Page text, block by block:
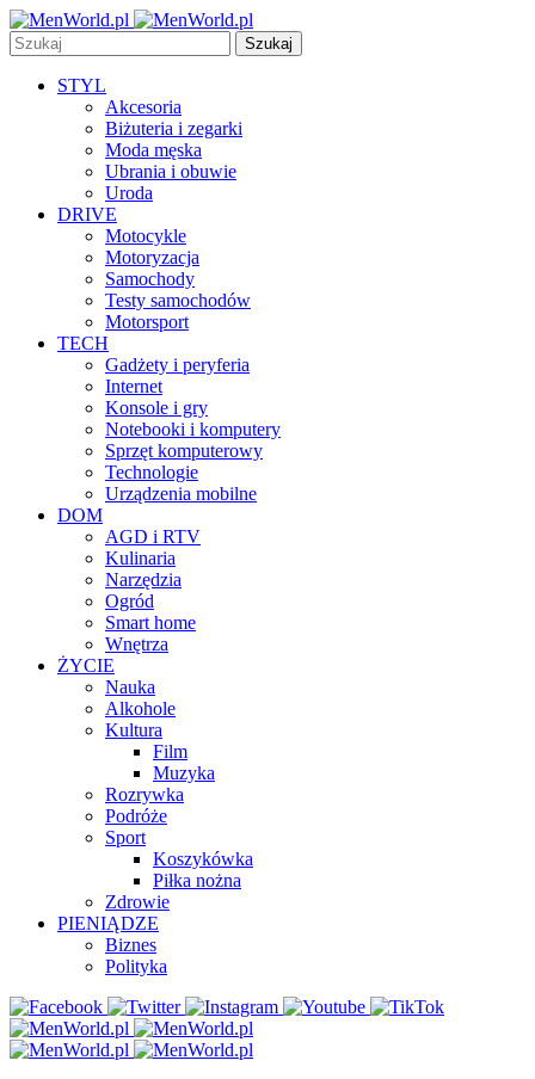
Szukaj
STYL
Akcesoria
Biżuteria i zegarki
Moda męska
Ubrania i obuwie
Uroda
DRIVE
Motocykle
Motoryzacja
Samochody
Testy samochodów
Motorsport
TECH
Gadżety i peryferia
Internet
Konsole i gry
Notebooki i komputery
Sprzęt komputerowy
Technologie
Urządzenia mobilne
DOM
AGD i RTV
Kulinaria
Narzędzia
Ogród
Smart home
Wnętrza
ŻYCIE
Nauka
Alkohole
Kultura
Film
Muzyka
Rozrywka
Podróże
Sport
Koszykówka
Piłka nożna
Zdrowie
PIENIĄDZE
Biznes
Polityka